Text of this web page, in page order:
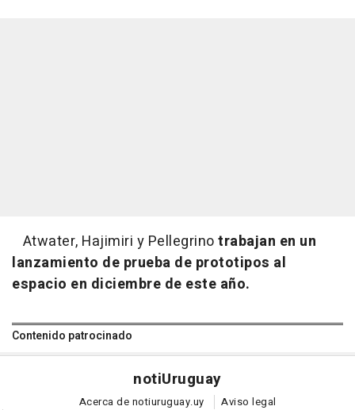
Atwater, Hajimiri y Pellegrinotrabajan en un
lanzamiento de prueba de prototipos al
espacio en diciembre de este año.
Contenido patrocinado
notiUruguay
Acerca de notiuruguay.uy
Aviso legal